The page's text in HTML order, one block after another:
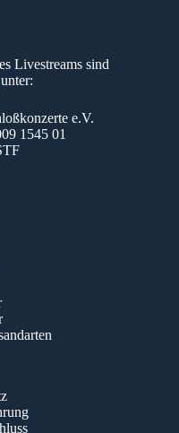
Livestreams sind
e.V.
1545 01